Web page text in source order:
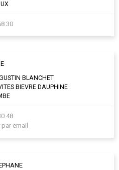
30
BLANCHET
BIEVRE DAUPHINE
48
email